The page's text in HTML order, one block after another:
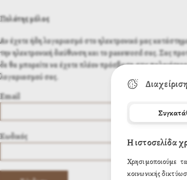
Πελάτης μέλος
Αν έχετε ήδη λογαριασμό στο ηλεκτρονικό μας
την ηλεκτρονική διεύθυνση και το password σας. Σας
δε θα μπορείτε να έχετε πλέον πρόσβαση στις
λογαριασμού σας.
Email
Κωδικός Η ιστοσελίδα
Χρησιμοποιούμε
κοινωνικής